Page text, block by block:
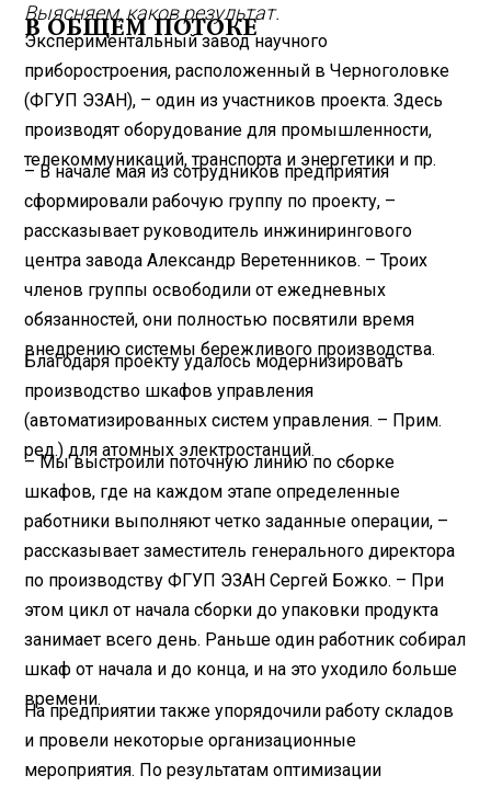
Выясняем, каков результат.
В ОБЩЕМ ПОТОКЕ
Экспериментальный завод научного
приборостроения, расположенный в Черноголовке
(ФГУП ЭЗАН), – один из участников проекта. Здесь
производят оборудование для промышленности,
телекоммуникаций, транспорта и энергетики и пр.
– В начале мая из сотрудников предприятия
сформировали рабочую группу по проекту, –
рассказывает руководитель инжинирингового
центра завода Александр Веретенников. – Троих
членов группы освободили от ежедневных
обязанностей, они полностью посвятили время
внедрению системы бережливого производства.
Благодаря проекту удалось модернизировать
производство шкафов управления
(автоматизированных систем управления. – Прим.
ред.) для атомных электростанций.
– Мы выстроили поточную линию по сборке
шкафов, где на каждом этапе определенные
работники выполняют четко заданные операции, –
рассказывает заместитель генерального директора
по производству ФГУП ЭЗАН Сергей Божко. – При
этом цикл от начала сборки до упаковки продукта
занимает всего день. Раньше один работник собирал
шкаф от начала и до конца, и на это уходило больше
времени.
На предприятии также упорядочили работу складов
и провели некоторые организационные
мероприятия. По результатам оптимизации